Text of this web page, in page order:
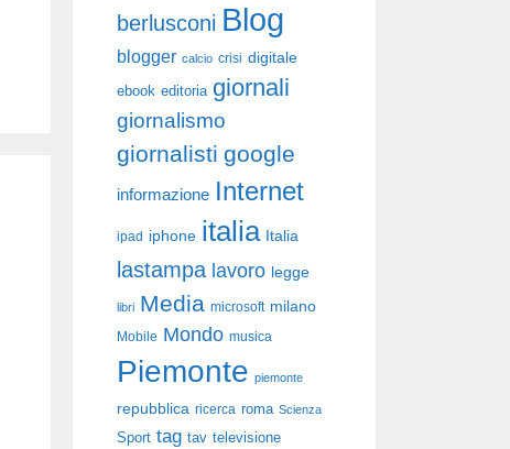
berlusconi Blog
blogger calcio crisi digitale
ebook editoria giornali
giornalismo
giornalisti google
informazione Internet
ipad iphone italia Italia
lastampa lavoro legge
libri Media microsoft milano
Mobile Mondo musica
Piemonte piemonte
repubblica ricerca roma Scienza
Sport tag tav televisione